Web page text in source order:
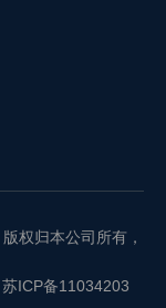
版权归本公司所有，
苏ICP备11034203